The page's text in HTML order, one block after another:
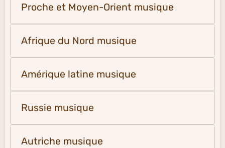
Proche et Moyen-Orient musique
Afrique du Nord musique
Amérique latine musique
Russie musique
Autriche musique